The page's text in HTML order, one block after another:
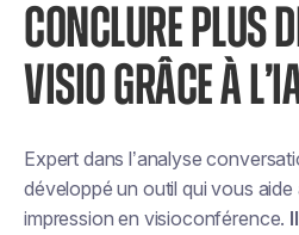
CONCLURE PLUS
VISIO GRÂCE À
Expert dans l’analyse
développé un outil qui vous aide
impression en visioconférence.